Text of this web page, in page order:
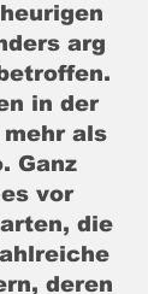
arg
in der
als
Ganz
vor
die
deren